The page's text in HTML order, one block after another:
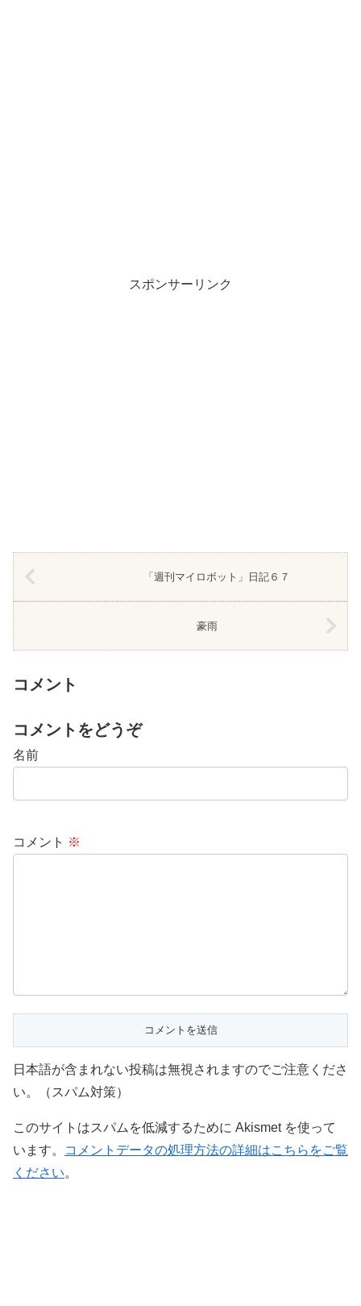
スポンサーリンク
「週刊マイロボット」日記６７
豪雨
コメント
コメントをどうぞ
名前
コメント ※
日本語が含まれない投稿は無視されますのでご注意くださ
い。（スパム対策）
このサイトはスパムを低減するために Akismet を使って
います。
コメントデータの処理方法の詳細はこちらをご覧
ください。